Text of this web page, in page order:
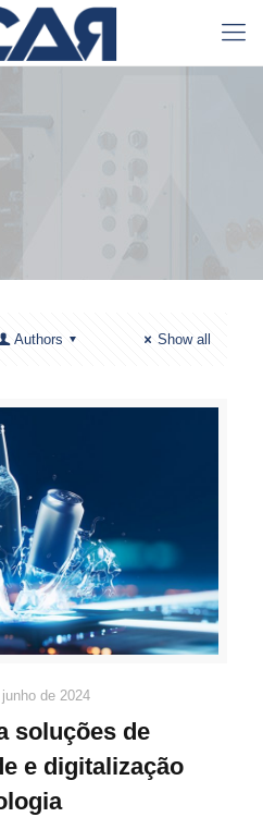
Authors Show all
de 2024
soluções de
e digitalização